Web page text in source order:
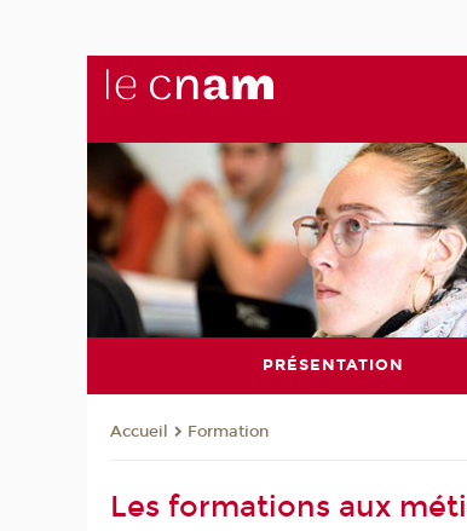
PRÉSENTATION
Accueil Formation
Les formations aux